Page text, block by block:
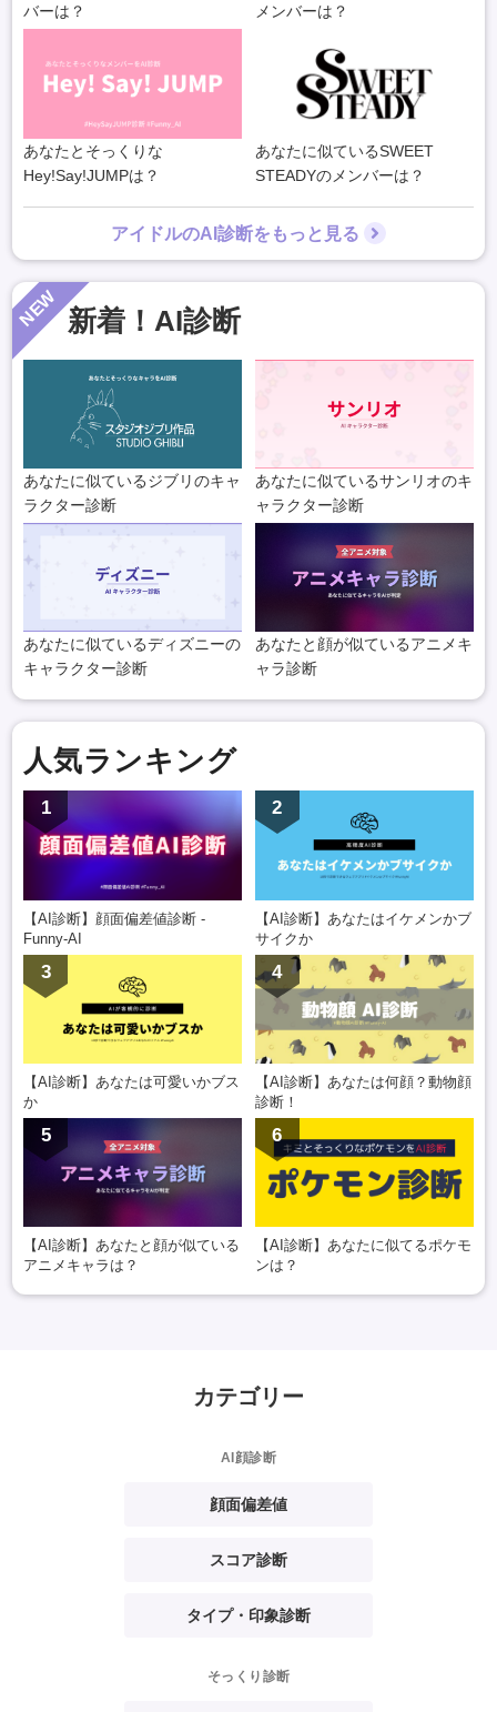
バーは？ メンバーは？
あなたとそっくりな
Hey!Say!JUMPは？
あなたに似ているSWEET
STEADYのメンバーは？
アイドルのAI診断をもっと見る
NEW 新着！AI診断
あなたに似ているジブリのキャ
ラクター診断
あなたに似ているサンリオのキ
ャラクター診断
あなたに似ているディズニーの
キャラクター診断
あなたと顔が似ているアニメキ
ャラ診断
人気ランキング
1
【AI診断】顔面偏差値診断 -
Funny-AI
2
【AI診断】あなたはイケメンかブ
サイクか
3
【AI診断】あなたは可愛いかブス
か
4
【AI診断】あなたは何顔？動物顔
診断！
5
【AI診断】あなたと顔が似ている
アニメキャラは？
6
【AI診断】あなたに似てるポケモ
ンは？
カテゴリー
AI顔診断
顔面偏差値
スコア診断
タイプ・印象診断
そっくり診断